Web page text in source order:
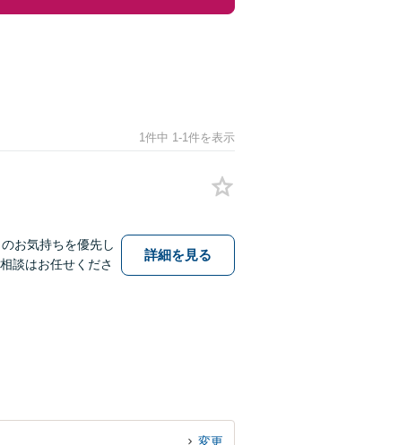
1件中 1-1件を表示
お気持ちを優先し
談はお任せくださ
詳細を見る
変更